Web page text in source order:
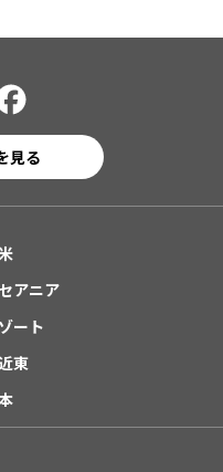
見る
アニア
ート
東